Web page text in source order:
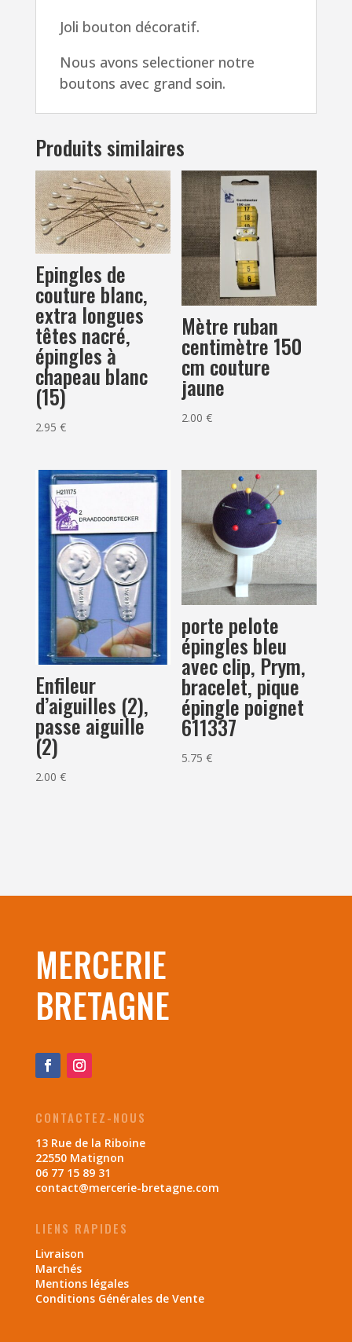
jaune,
ciel,
Joli bouton décoratif.
Nous avons selectioner notre
boutons avec grand soin.
Produits similaires
Epingles de
couture blanc,
extra longues
têtes nacré,
épingles à
chapeau blanc
(15)
2.95 €
Mètre ruban
centimètre 150
cm couture
jaune
2.00€
Enfileur
d’aiguilles (2),
passe aiguille
(2)
2.00 €
porte pelote
épingles bleu
avec clip, Prym,
bracelet, pique
épingle poignet
611337
5.75€
MERCERIE
BRETAGNE
CONTACTEZ-NOUS
13 Rue de la Riboine
22550 Matignon
06 77 15 89 31
contact@mercerie-bretagne.com
LIENS RAPIDES
Livraison
Marchés
Mentions légales
Conditions Générales de Vente